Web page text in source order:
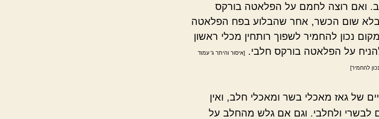
ואם רוצה לחמם על הפלאטה בורקס
בלא שום הכשר, אחר שהבלוע בפח הפלאטה
נכון להחמיר לשפוך רותחין מכלי ראשון
על הפלאטה בורקס חלבי. [איסור והיתר ג' עמוד
להחמיר]
של גאז מאכלי בשר ומאכלי חלב, ואין
לבשרי ולחלבי. וגם אם גלש מהחלב על